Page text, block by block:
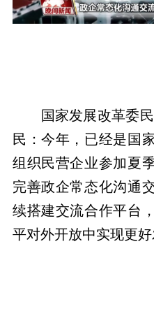
国家发展改革委
民：今年，已经是国
组织民营企业参加夏
完善政企常态化沟通
续搭建交流合作平台
平对外开放中实现更好